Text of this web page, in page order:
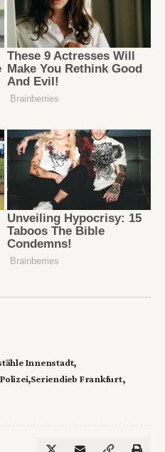
Innenstadt
Seriendieb Frankfurt